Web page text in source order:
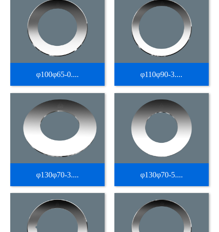
φ100φ65-0.... φ110φ90-3....
φ130φ70-3.... φ130φ70-5....